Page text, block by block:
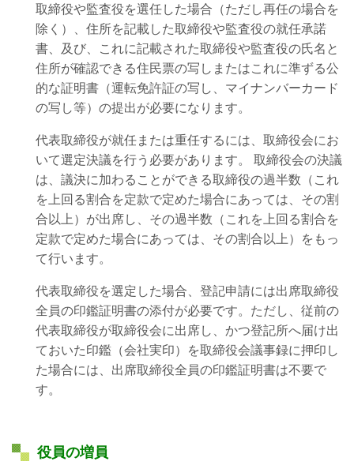
取締役や監査役を選任した場合（ただし再任の場合を
除く）、住所を記載した取締役や監査役の就任承諾
書、及び、これに記載された取締役や監査役の氏名と
住所が確認できる住民票の写しまたはこれに準ずる公
的な証明書（運転免許証の写し、マイナンバーカード
の写し等）の提出が必要になります。
代表取締役が就任または重任するには、取締役会にお
いて選定決議を行う必要があります。 取締役会の決議
は、議決に加わることができる取締役の過半数（これ
を上回る割合を定款で定めた場合にあっては、その割
合以上）が出席し、その過半数（これを上回る割合を
定款で定めた場合にあっては、その割合以上）をもっ
て行います。
代表取締役を選定した場合、登記申請には出席取締役
全員の印鑑証明書の添付が必要です。ただし、従前の
代表取締役が取締役会に出席し、かつ登記所へ届け出
ておいた印鑑（会社実印）を取締役会議事録に押印し
た場合には、 出席取締役全員の印鑑証明書は不要で
す。
役員の増員